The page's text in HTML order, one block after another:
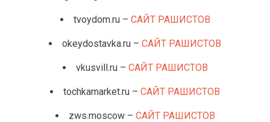
tvoydom.ru – САЙТ РАШИСТОВ
okeydostavka.ru – САЙТ РАШИСТОВ
vkusvill.ru – САЙТ РАШИСТОВ
tochkamarket.ru – САЙТ РАШИСТОВ
zws.moscow – САЙТ РАШИСТОВ